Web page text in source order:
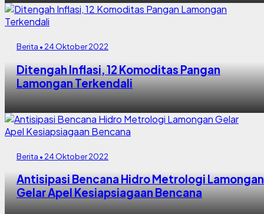
Berita • 24 Oktober 2022
Ditengah Inflasi, 12 Komoditas Pangan
Lamongan Terkendali
Berita • 24 Oktober 2022
Antisipasi Bencana Hidro Metrologi Lamongan
Gelar Apel Kesiapsiagaan Bencana